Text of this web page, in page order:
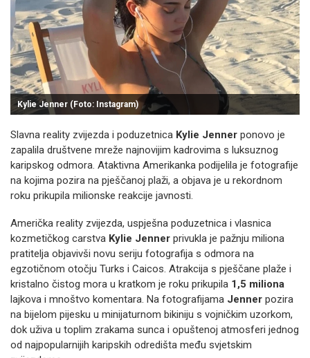
Kylie Jenner (Foto: Instagram)
Slavna reality zvijezda i poduzetnica Kylie Jenner ponovo je
zapalila društvene mreže najnovijim kadrovima s luksuznog
karipskog odmora. Ataktivna Amerikanka podijelila je fotografije
na kojima pozira na pješčanoj plaži, a objava je u rekordnom
roku prikupila milionske reakcije javnosti.
Američka reality zvijezda, uspješna poduzetnica i vlasnica
kozmetičkog carstva Kylie Jenner privukla je pažnju miliona
pratitelja objavivši novu seriju fotografija s odmora na
egzotičnom otočju Turks i Caicos. Atrakcija s pješčane plaže i
kristalno čistog mora u kratkom je roku prikupila 1,5 miliona
lajkova i mnoštvo komentara. Na fotografijama Jenner pozira
na bijelom pijesku u minijaturnom bikiniju s vojničkim uzorkom,
dok uživa u toplim zrakama sunca i opuštenoj atmosferi jednog
od najpopularnijih karipskih odredišta među svjetskim